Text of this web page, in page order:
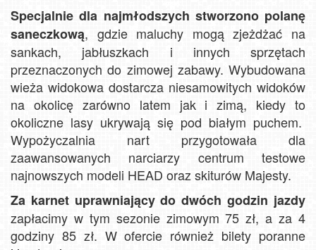
Specjalnie dla najmłodszych stworzono polanę
saneczkową, gdzie maluchy mogą zjeżdżać na
sankach, jabłuszkach i innych sprzętach
przeznaczonych do zimowej zabawy. Wybudowana
wieża widokowa dostarcza niesamowitych widoków
na okolicę zarówno latem jak i zimą, kiedy to
okoliczne lasy ukrywają się pod białym puchem.
Wypożyczalnia nart przygotowała dla
zaawansowanych narciarzy centrum testowe
najnowszych modeli HEAD oraz skiturów Majesty.
Za karnet uprawniający do dwóch godzin jazdy
zapłacimy w tym sezonie zimowym 75 zł, a za 4
godziny 85 zł. W ofercie również bilety poranne